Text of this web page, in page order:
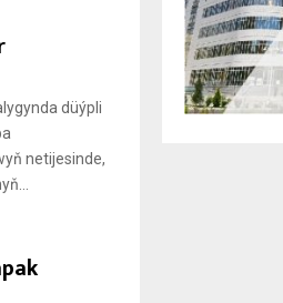
düýpli
netijesinde,